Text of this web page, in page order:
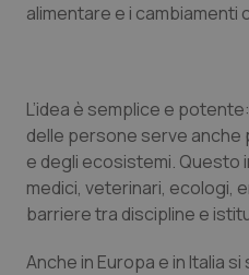
alimentare e i cambiamenti
L’idea è semplice e
delle persone serve anche
e degli ecosistemi. Questo
medici, veterinari, ecologi,
barriere tra discipline e
Anche in Europa e in Italia